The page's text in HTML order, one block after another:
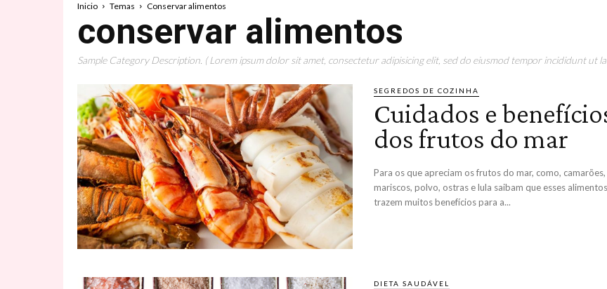
Inicio Temas Conservar alimentos
conservar alimentos
Sample Category Description. ( Lorem ipsum dolor sit amet, consectetur adipisicing elit, sed do eiusmod tempor incididunt ut
SEGREDOS DE COZINHA
Cuidados e
dos frutos do mar
Para os que apreciam os frutos do mar, como, camarões,
mariscos, polvo, ostras e lula saibam que esses alimentos
trazem muitos benefícios para a...
DIETA SAUDÁVEL